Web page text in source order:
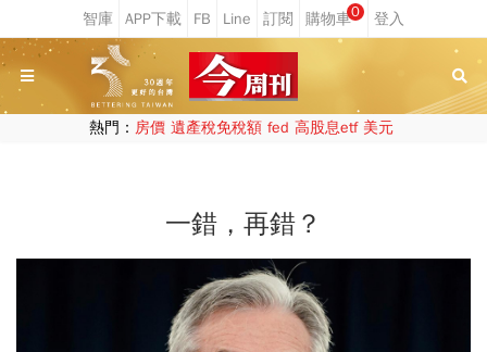
0
熱門： 房價 遺產稅免稅額 fed 高股息etf 美元
一錯，再錯？